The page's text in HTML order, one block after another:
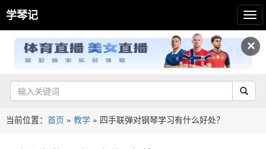
✕
学琴记
当前位置： 首页 » 教学 » 四手联弹对钢琴学习有什么好处？